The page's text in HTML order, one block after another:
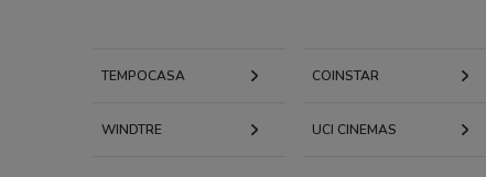
TEMPOCASA COINSTAR
WINDTRE UCI CINEMAS